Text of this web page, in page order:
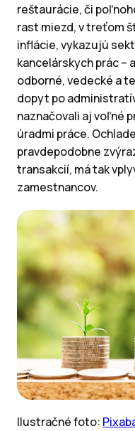
reštaurácie, či
rast miezd, v treťom
inflácie, vykazujú
kancelárskych prác –
odborné, vedecké a
dopyt po
naznačovali aj voľné
úradmi práce.
pravdepodobne
transakcií, má tak
zamestnancov.
Ilustračné foto: